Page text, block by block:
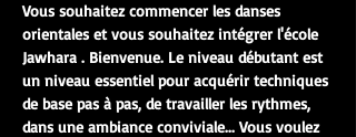
Vous souhaitez commencer les danses
orientales et vous souhaitez intégrer l'école
Jawhara . Bienvenue. Le niveau débutant est
un niveau essentiel pour acquérir techniques
de base pas à pas, de travailler les rythmes,
dans une ambiance conviviale... Vous voulez